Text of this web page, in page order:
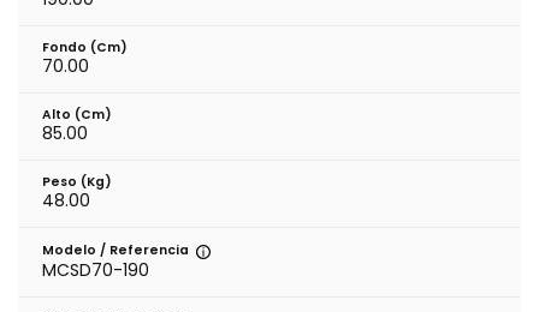
Fondo (cm)
70.00
Alto (cm)
85.00
Peso (kg)
48.00
Modelo / Referencia
MCSD70-190